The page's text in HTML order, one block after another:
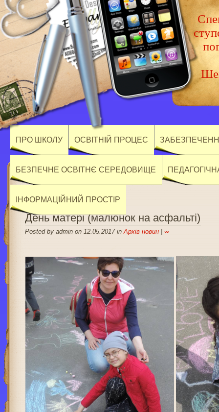
ПРО ШКОЛУ ОСВІТНІЙ ПРОЦЕС
БЕЗПЕЧНЕ ОСВІТНЄ СЕРЕДОВИЩЕ
ІНФОРМАЦІЙНИЙ ПРОСТІР
День матері (малюнок на асфальті)
Posted by admin on 12.05.2017 inАрхів новин |∞